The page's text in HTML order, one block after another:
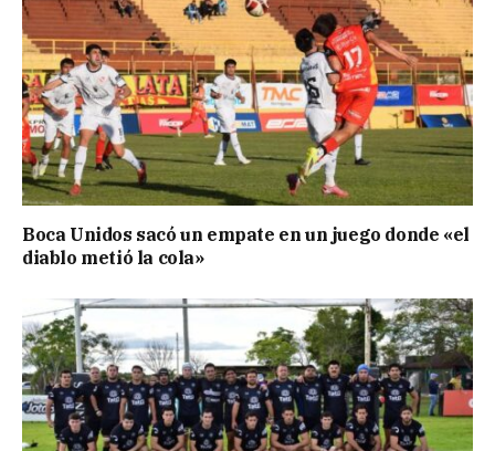
Boca Unidos sacó un empate en un juego donde «el
diablo metió la cola»